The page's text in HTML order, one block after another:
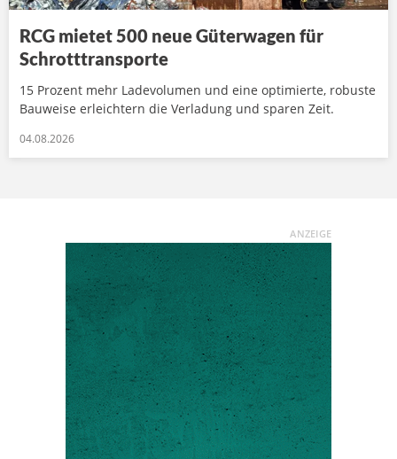
RCG mietet 500 neue Güterwagen für
Schrotttransporte
15 Prozent mehr Ladevolumen und eine optimierte, robuste
Bauweise erleichtern die Verladung und sparen Zeit.
04.08.2026
ANZEIGE